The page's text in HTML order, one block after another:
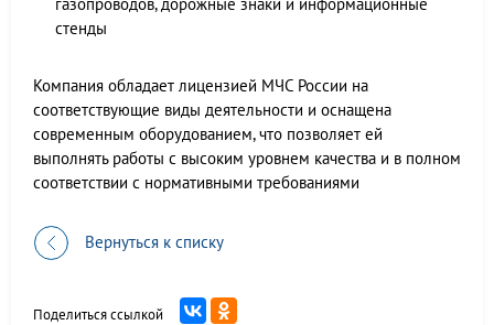
стенды
Компания обладает лицензией МЧС России на
соответствующие виды деятельности и оснащена
современным оборудованием, что позволяет ей
выполнять работы с высоким уровнем качества и в полном
соответствии с нормативными требованиями
Вернуться к списку
Поделиться ссылкой